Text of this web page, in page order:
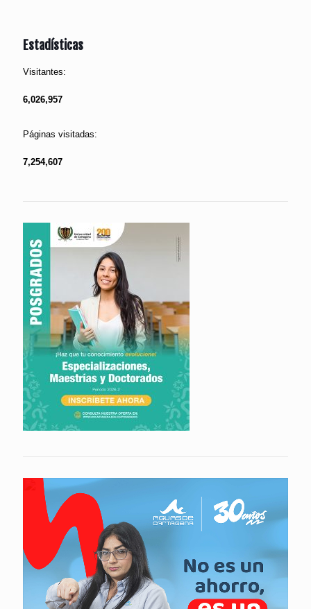
Estadísticas
Visitantes:
6,026,957
Páginas visitadas:
7,254,607